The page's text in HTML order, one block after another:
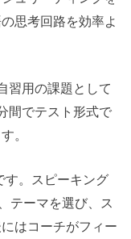
思考回路を効率よ
習用の課題として
間でテスト形式で
。
す。スピーキング
テーマを選び、ス
はコーチがフィー